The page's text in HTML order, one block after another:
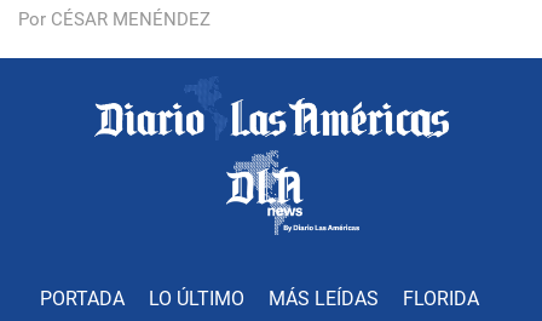
Por CÉSAR MENÉNDEZ
PORTADA LO ÚLTIMO MÁS LEÍDAS FLORIDA